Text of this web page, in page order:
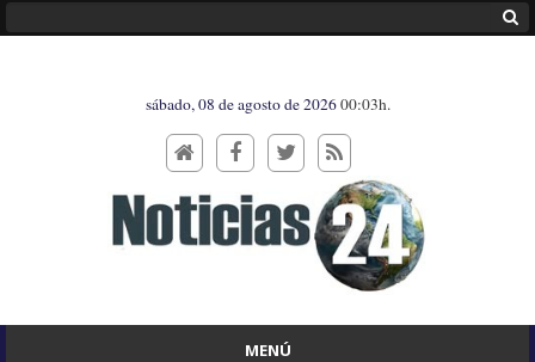
sábado, 08 de agosto de 202600:03h.
MENÚ